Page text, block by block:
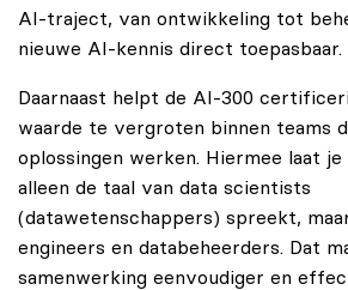
AI-traject, van ontwikkeling tot
nieuwe AI-kennis direct toepasbaar.
Daarnaast helpt de AI‑300
waarde te vergroten binnen teams
oplossingen werken. Hiermee laat
alleen de taal van data scientists
(datawetenschappers) spreekt,
engineers en databeheerders. Dat
samenwerking eenvoudiger en